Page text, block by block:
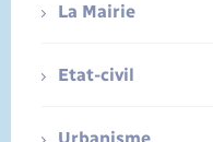
La Mairie
Etat-civil